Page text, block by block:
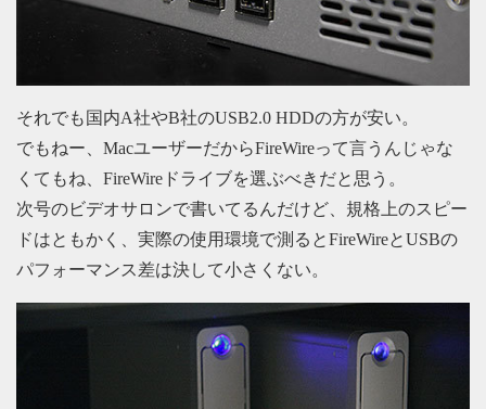
それでも国内A社やB社のUSB2.0 HDDの方が安い。
でもねー、MacユーザーだからFireWireって言うんじゃな
くてもね、FireWireドライブを選ぶべきだと思う。
次号のビデオサロンで書いてるんだけど、規格上のスピー
ドはともかく、実際の使用環境で測るとFireWireとUSBの
パフォーマンス差は決して小さくない。